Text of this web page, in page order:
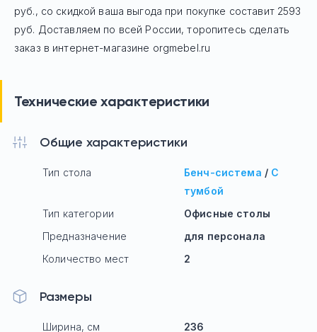
руб., со скидкой ваша выгода при покупке составит 2593
руб. Доставляем по всей России, торопитесь сделать
заказ в интернет-магазине orgmebel.ru
Технические характеристики
Общие характеристики
Тип стола Бенч-система / С
тумбой
Тип категории
Офисные столы
Предназначение
для персонала
Количество мест
2
Размеры
Ширина, см 236